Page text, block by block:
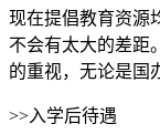
现在提倡教育资源
不会有太大的差距
的重视，无论是国
>>入学后待遇